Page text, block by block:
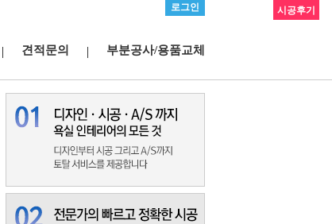
로그인
견적문의 부분공사/용품교체
시공후기